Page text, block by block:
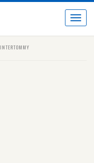
Toggle
INTERTOMMY